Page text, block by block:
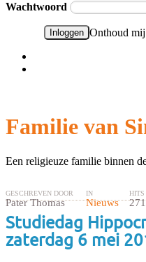
Wachtwoord
Onthoud mij
Familie van
Een religieuze familie binnen
GESCHREVEN DOOR
Pater Thomas
IN
Nieuws
HITS
Studiedag
zaterdag 6 mei